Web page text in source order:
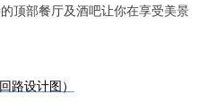
顶部餐厅及酒吧让你在享受美景
路设计图）